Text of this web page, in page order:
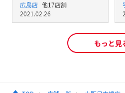
広島店 他17店舗
2021.02.26
もっと見